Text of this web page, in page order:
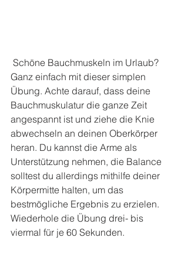
Ganz einfach mit dieser simplen
Übung. Achte darauf, dass deine
Bauchmuskulatur die ganze Zeit
angespannt ist und ziehe die Knie
abwechseln an deinen Oberkörper
heran. Du kannst die Arme als
Unterstützung nehmen, die Balance
solltest du allerdings mithilfe deiner
Körpermitte halten, um das
bestmögliche Ergebnis zu erzielen.
Wiederhole die Übung drei- bis
viermal für je 60 Sekunden.